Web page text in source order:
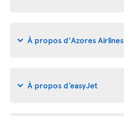
À propos d'Azores Airlines
À propos d’easyJet